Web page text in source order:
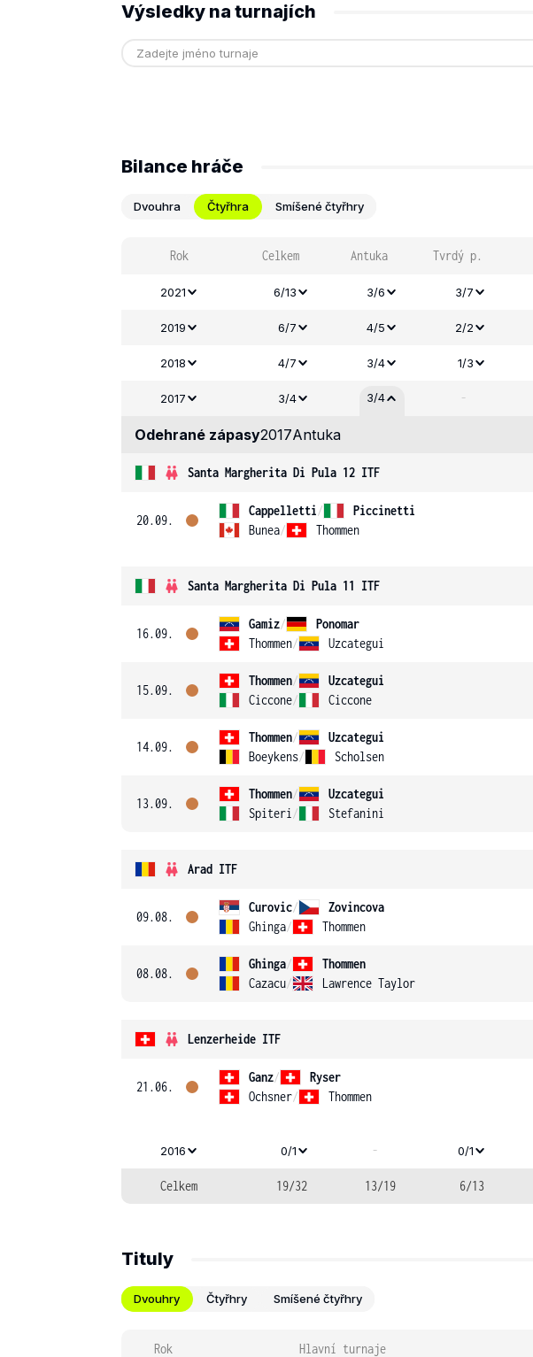
Výsledky na turnajích
Bilance hráče
Dvouhra Čtyřhra Smíšené čtyřhry
Rok Celkem Antuka Tvrdý p.
2021 6/13 3/6 3/7
2019 6/7 4/5 2/2
2018 4/7 3/4 1/3
2017 3/4 3/4 -
Odehrané zápasy2017Antuka
Santa Margherita Di Pula 12 ITF
20.09.
Cappelletti/
Piccinetti
Bunea/ Thommen
Santa Margherita Di Pula 11 ITF
16.09.
Gamiz/
Ponomar
Thommen/ Uzcategui
15.09.
Thommen/
Uzcategui
Ciccone/ Ciccone
14.09.
Thommen/
Uzcategui
Boeykens/ Scholsen
13.09.
Thommen/
Uzcategui
Spiteri / Stefanini
Arad ITF
09.08.
Curovic/
Zovincova
Ghinga/ Thommen
08.08.
Ghinga/
Thommen
Cazacu/ Lawrence Taylor
Lenzerheide ITF
21.06.
Ganz/
Ryser
Ochsner/ Thommen
2016 0/1 - 0/1
Celkem 19/32 13/19 6/13
Tituly
Dvouhry Čtyřhry Smíšené čtyřhry
Rok Hlavní turnaje